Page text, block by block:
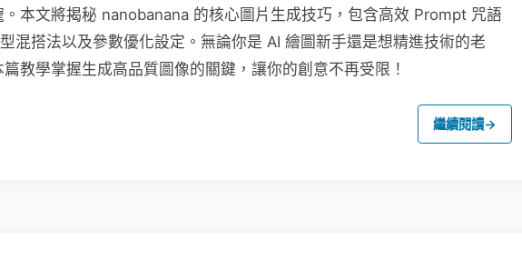
。本文將揭秘 nanobanana 的核心圖片生成技巧，包含高效 Prompt 咒語
混搭法以及參數優化設定。無論你是 AI 繪圖新手還是想精進技術的老
教學掌握生成高品質圖像的關鍵，讓你的創意不再受限！
繼續閱讀→